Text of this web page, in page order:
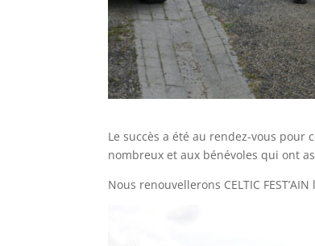
Le succès a été au rendez-vous
nombreux et aux bénévoles qui ont
Nous renouvellerons CELTIC